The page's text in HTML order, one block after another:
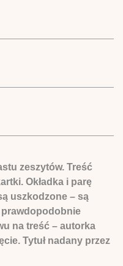
zeszytów. Treść
Okładka i parę
uszkodzone – są
na treść – autorka
Tytuł nadany przez